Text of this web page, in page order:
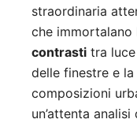
straordinaria
che
contrasti tra
delle finestre e
composizioni
un’attenta analisi